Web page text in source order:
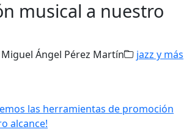
musical a nuestro
Miguel Ángel Pérez Martín jazz y más